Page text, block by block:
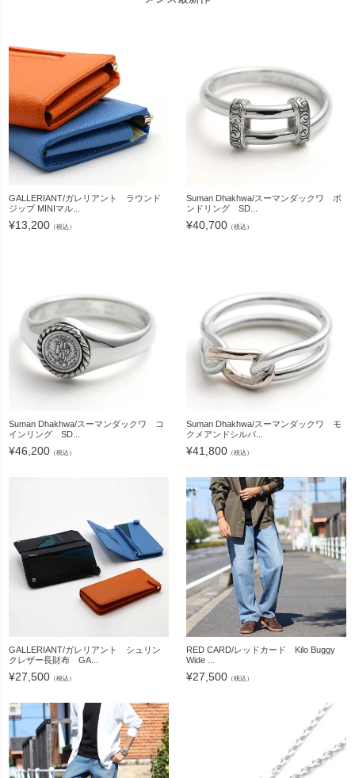
GALLERIANT/ガレリアント ラウンド
ジップ MINIマル...
¥13,200 （税込）
Suman Dhakhwa/スーマンダックワ ボ
ンドリング SD...
¥40,700 （税込）
Suman Dhakhwa/スーマンダックワ コ
インリング SD...
¥46,200 （税込）
Suman Dhakhwa/スーマンダックワ モ
クメアンドシルバ...
¥41,800 （税込）
GALLERIANT/ガレリアント シュリン
クレザー長財布 GA...
¥27,500 （税込）
RED CARD/レッドカード Kilo Buggy
Wide ...
¥27,500 （税込）